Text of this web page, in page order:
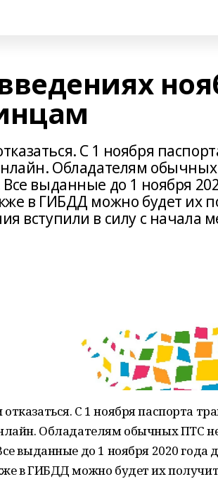
С 1 ноября
Обладателям
выданные до 1 ноября
в ГИБДД можно будет их
вступили в силу с начала
С 1 ноября паспорта
Обладателям обычных ПТС
выданные до 1 ноября 2020 года
в ГИБДД можно будет их